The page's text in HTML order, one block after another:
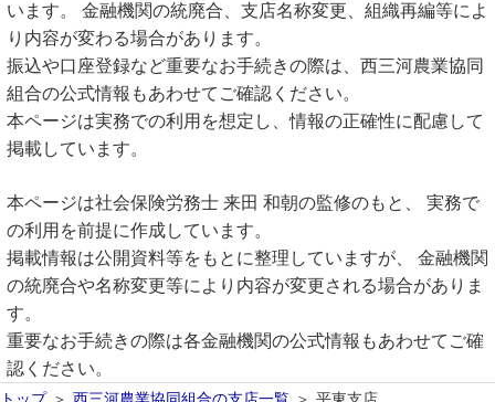
います。 金融機関の統廃合、支店名称変更、組織再編等によ
り内容が変わる場合があります。
振込や口座登録など重要なお手続きの際は、西三河農業協同
組合の公式情報もあわせてご確認ください。
本ページは実務での利用を想定し、情報の正確性に配慮して
掲載しています。
本ページは社会保険労務士 来田 和朝の監修のもと、 実務で
の利用を前提に作成しています。
掲載情報は公開資料等をもとに整理していますが、 金融機関
の統廃合や名称変更等により内容が変更される場合がありま
す。
重要なお手続きの際は各金融機関の公式情報もあわせてご確
認ください。